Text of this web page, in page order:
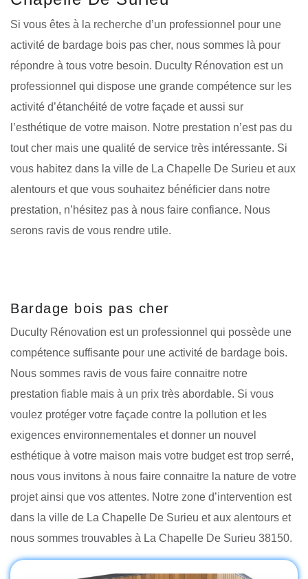
Si vous êtes à la recherche d’un professionnel pour une
activité de bardage bois pas cher, nous sommes là pour
répondre à tous votre besoin. Duculty Rénovation est un
professionnel qui dispose une grande compétence sur les
activité d’étanchéité de votre façade et aussi sur
l’esthétique de votre maison. Notre prestation n’est pas du
tout cher mais une qualité de service très intéressante. Si
vous habitez dans la ville de La Chapelle De Surieu et aux
alentours et que vous souhaitez bénéficier dans notre
prestation, n’hésitez pas à nous faire confiance. Nous
serons ravis de vous rendre utile.
Bardage bois pas cher
Duculty Rénovation est un professionnel qui possède une
compétence suffisante pour une activité de bardage bois.
Nous sommes ravis de vous faire connaitre notre
prestation fiable mais à un prix très abordable. Si vous
voulez protéger votre façade contre la pollution et les
exigences environnementales et donner un nouvel
esthétique à votre maison mais votre budget est trop serré,
nous vous invitons à nous faire connaitre la nature de votre
projet ainsi que vos attentes. Notre zone d’intervention est
dans la ville de La Chapelle De Surieu et aux alentours et
nous sommes trouvables à La Chapelle De Surieu 38150.